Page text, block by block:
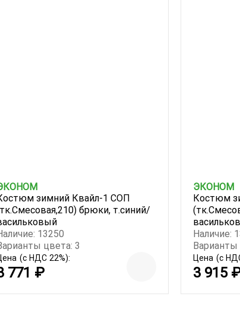
зимний Квайл-1 СОП
брюки, т.синий/
13250
цвета: 3
(с НДС 22%):
771 ₽
ЭКОНОМ
Костюм
Наличие:
Варианты
Цена (с
3 915